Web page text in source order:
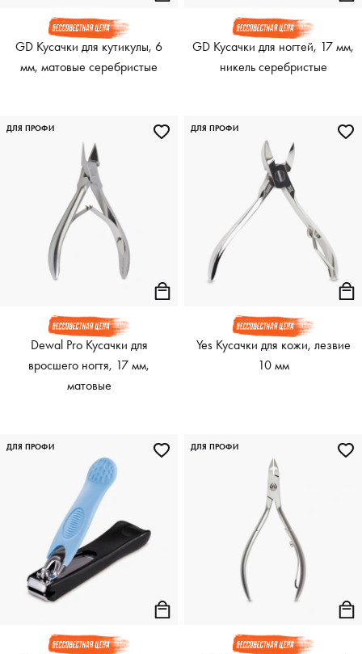
GD Кусачки для кутикулы, 6
мм, матовые серебристые
GD Кусачки для ногтей, 17 мм,
никель серебристые
Dewal Pro Кусачки для
вросшего ногтя, 17 мм,
матовые
ДЛЯ ПРОФИ
Yes Кусачки для кожи, лезвие
10 мм
ДЛЯ ПРОФИ
ДЛЯ ПРОФИ ДЛЯ ПРОФИ